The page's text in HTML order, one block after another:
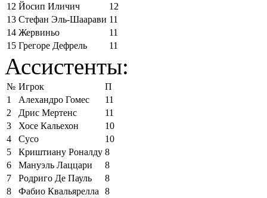
12 Йосип Иличич
12
13 Стефан Эль-Шаарави 11
14 Жервиньо
11
15 Грегоре Дефрель 11
Ассистенты:
№ Игрок
П
1
Алехандро Гомес
11
2
Дрис Мертенс
11
3
Хосе Кальехон
10
4
Сусо
10
5
Криштиану Роналду 8
6
Мануэль Лаццари
8
7
Родриго Де Пауль
8
8
Фабио Квальярелла
8